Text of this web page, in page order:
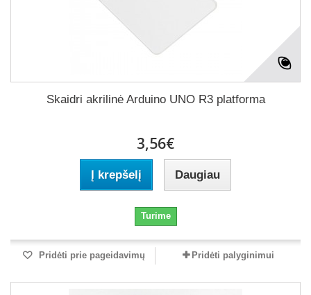
Skaidri akrilinė Arduino UNO R3 platforma
3,56€
Į krepšelį Daugiau
Turime
Pridėti prie pageidavimų Pridėti palyginimui